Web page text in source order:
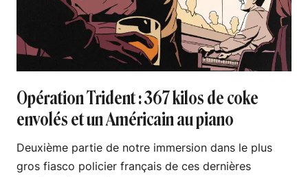
Opération Trident : 367 kilos de coke
envolés et un Américain au piano
Deuxième partie de notre immersion dans le plus
gros fiasco policier français de ces dernières